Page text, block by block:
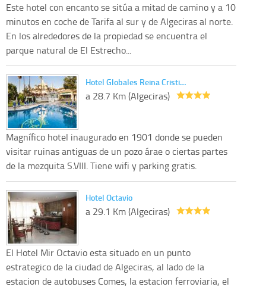
Este hotel con encanto se sitúa a mitad de camino y a 10
minutos en coche de Tarifa al sur y de Algeciras al norte.
En los alrededores de la propiedad se encuentra el
parque natural de El Estrecho...
Hotel Globales Reina Cristi…
a 28.7 Km (Algeciras)
Magnífico hotel inaugurado en 1901 donde se pueden
visitar ruinas antiguas de un pozo árae o ciertas partes
de la mezquita S.VIII. Tiene wifi y parking gratis.
Hotel Octavio
a 29.1 Km (Algeciras)
El Hotel Mir Octavio esta situado en un punto
estrategico de la ciudad de Algeciras, al lado de la
estacion de autobuses Comes, la estacion ferroviaria, el